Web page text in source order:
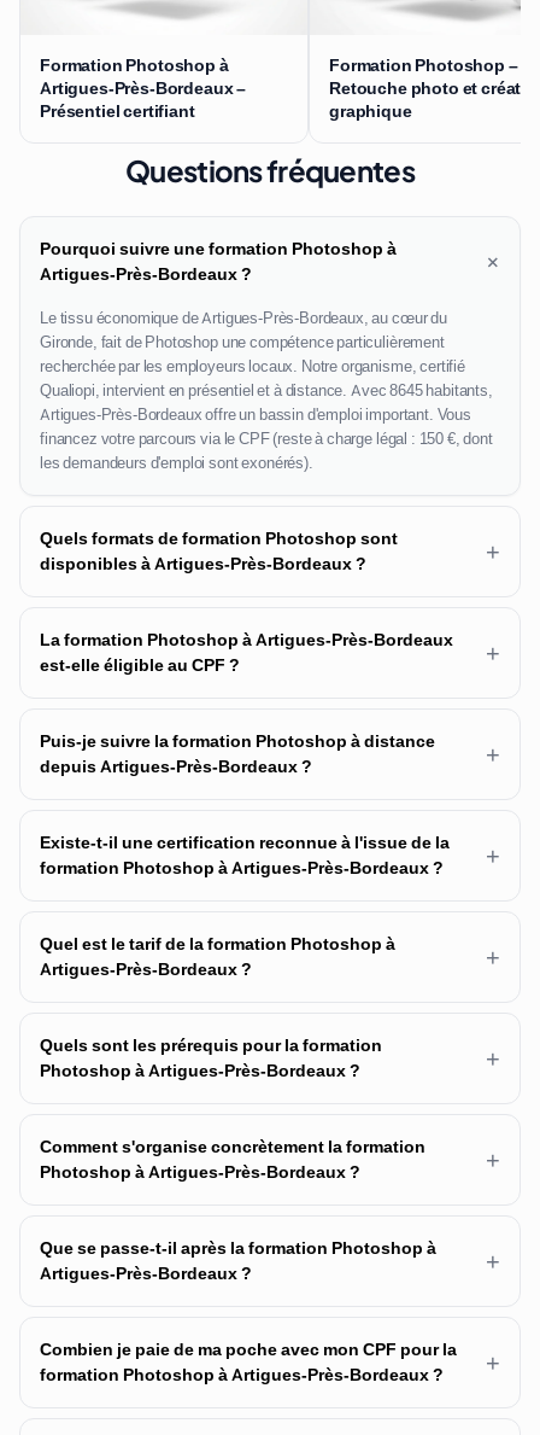
Formation Photoshop à
Artigues-Près-Bordeaux –
Présentiel certifiant
Formation Photoshop –
Retouche photo et
graphique
Questions fréquentes
Pourquoi suivre une formation Photoshop à
Artigues-Près-Bordeaux ?
+
Le tissu économique de Artigues-Près-Bordeaux, au cœur du
Gironde, fait de Photoshop une compétence particulièrement
recherchée par les employeurs locaux. Notre organisme, certifié
Qualiopi, intervient en présentiel et à distance. Avec 8645 habitants,
Artigues-Près-Bordeaux offre un bassin d'emploi important. Vous
financez votre parcours via le CPF (reste à charge légal : 150 €, dont
les demandeurs d'emploi sont exonérés).
Quels formats de formation Photoshop sont
disponibles à Artigues-Près-Bordeaux ?
+
La formation Photoshop à Artigues-Près-Bordeaux
est-elle éligible au CPF ?
+
Puis-je suivre la formation Photoshop à distance
depuis Artigues-Près-Bordeaux ?
+
Existe-t-il une certification reconnue à l'issue de la
formation Photoshop à Artigues-Près-Bordeaux ?
+
Quel est le tarif de la formation Photoshop à
Artigues-Près-Bordeaux ?
+
Quels sont les prérequis pour la formation
Photoshop à Artigues-Près-Bordeaux ?
+
Comment s'organise concrètement la formation
Photoshop à Artigues-Près-Bordeaux ?
+
Que se passe-t-il après la formation Photoshop à
Artigues-Près-Bordeaux ?
+
Combien je paie de ma poche avec mon CPF pour la
formation Photoshop à Artigues-Près-Bordeaux ?
+